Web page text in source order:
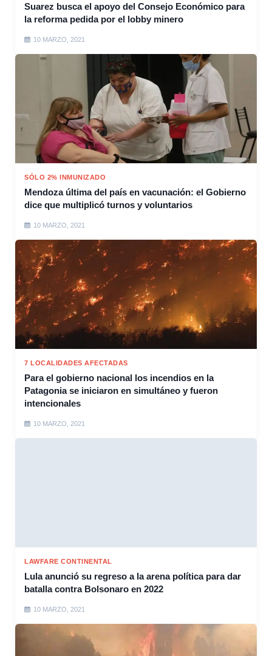
Suarez busca el apoyo del Consejo Económico para
la reforma pedida por el lobby minero
10 MARZO, 2021
SÓLO 2% INMUNIZADO
Mendoza última del país en vacunación: el Gobierno
dice que multiplicó turnos y voluntarios
10 MARZO, 2021
7 LOCALIDADES AFECTADAS
Para el gobierno nacional los incendios en la
Patagonia se iniciaron en simultáneo y fueron
intencionales
10 MARZO, 2021
LAWFARE CONTINENTAL
Lula anunció su regreso a la arena política para dar
batalla contra Bolsonaro en 2022
10 MARZO, 2021